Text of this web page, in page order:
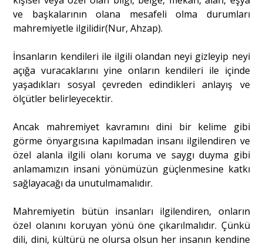
ve başkalarının olana mesafeli olma durumları
mahremiyetle ilgilidir(Nur, Ahzap).
İnsanların kendileri ile ilgili olandan neyi gizleyip neyi
açığa vuracaklarını yine onların kendileri ile içinde
yaşadıkları sosyal çevreden edindikleri anlayış ve
ölçütler belirleyecektir.
Ancak mahremiyet kavramını dini bir kelime gibi
görme önyargısına kapılmadan insanı ilgilendiren ve
özel alanla ilgili olanı koruma ve saygı duyma gibi
anlamamızın insani yönümüzün güçlenmesine katkı
sağlayacağı da unutulmamalıdır.
Mahremiyetin bütün insanları ilgilendiren, onların
özel olanını koruyan yönü öne çıkarılmalıdır. Çünkü
dili, dini, kültürü ne olursa olsun her insanın kendine